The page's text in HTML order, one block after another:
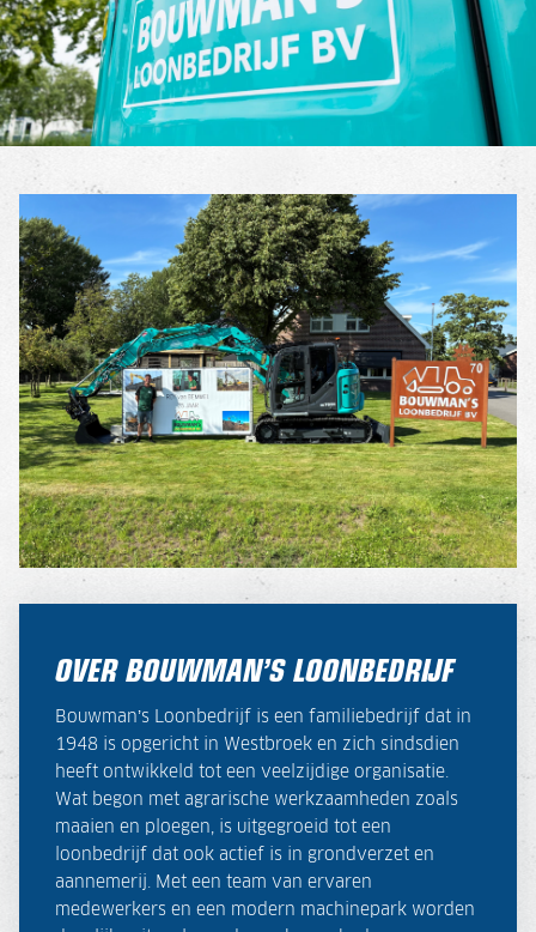
OVER BOUWMAN’S LOONBEDRIJF
Bouwman’s Loonbedrijf is een familiebedrijf dat in
1948 is opgericht in Westbroek en zich sindsdien
heeft ontwikkeld tot een veelzijdige organisatie.
Wat begon met agrarische werkzaamheden zoals
maaien en ploegen, is uitgegroeid tot een
loonbedrijf dat ook actief is in grondverzet en
aannemerij. Met een team van ervaren
medewerkers en een modern machinepark worden